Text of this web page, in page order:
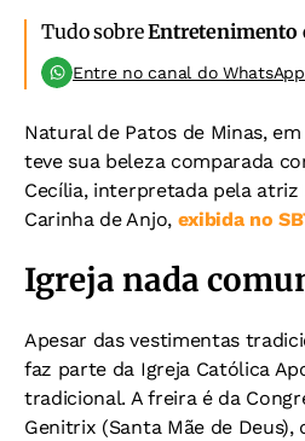
Tudo sobreEntretenimento
Entre no canal do
Natural de Patos de Minas,
teve sua beleza comparada
Cecília, interpretada pela atriz
Carinha de Anjo, exibida no
Igreja nada
Apesar das vestimentas
faz parte da Igreja Católica
tradicional. A freira é da
Genitrix (Santa Mãe de